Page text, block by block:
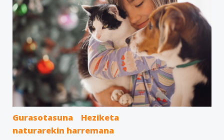
Gurasotasuna
Heziketa
naturarekin harremana